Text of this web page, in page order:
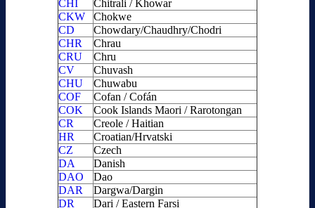
CHI
Chitrali / Khowar
CKW
Chokwe
CD
Chowdary/Chaudhry/Chodri
CHR
Chrau
CRU
Chru
CV
Chuvash
CHU
Chuwabu
COF
Cofan / Cofán
COK
Cook Islands Maori / Rarotongan
CR
Creole / Haitian
HR
Croatian/Hrvatski
CZ
Czech
DA
Danish
DAO
Dao
DAR
Dargwa/Dargin
DR
Dari / Eastern Farsi